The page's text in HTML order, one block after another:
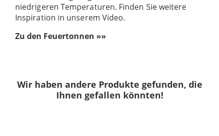
niedrigeren Temperaturen. Finden Sie weitere
Inspiration in unserem Video.
Zu den Feuertonnen »»
Wir haben andere Produkte gefunden, die
Ihnen gefallen könnten!